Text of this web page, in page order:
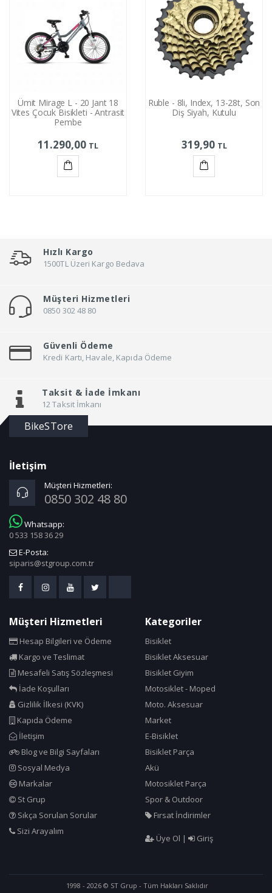
Ümit Mirage L - 20 Jant 18
Vites Çocuk Bisikleti - Antrasit
Pembe
11.290,00 TL
Ruble - 8li, Index, 13-28t, Son
Diş Siyah, Kutulu
319,90 TL
Hızlı Kargo
1500TL Üzeri Kargo Bedava
Müşteri Hizmetleri
0850 302 48 80
Güvenli Ödeme
Kredi Kartı, Havale, Kapıda Ödeme
Taksit & İade İmkanı
12 Taksit İmkanı
BikeSTore
İletişim
Müşteri Hizmetleri:
0850 302 48 80
Whatsapp:
0 533 158 36 29
E-Posta:
siparis@stgroup.com.tr
Müşteri Hizmetleri
Hesap Bilgileri ve Ödeme
Kargo ve Teslimat
Mesafeli Satış Sözleşmesi
İade Koşulları
Gizlilik İlkesi (KVK)
Kapıda Ödeme
İletişim
Blog ve Bilgi Sayfaları
Sosyal Medya
Markalar
St Grup
Sıkça Sorulan Sorular
Sizi Arayalım
Kategoriler
Bisiklet
Bisiklet Aksesuar
Bisiklet Giyim
Motosiklet - Moped
Moto. Aksesuar
Market
E-Bisiklet
Bisiklet Parça
Akü
Motosiklet Parça
Spor & Outdoor
Fırsat İndirimler
Üye Ol | Giriş
1998 - 2026 © ST Grup - Tüm Hakları Saklıdır